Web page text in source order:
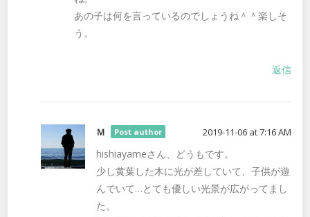
あの子は何を言っているのでしょうね＾＾楽しそ
う。
返信
Ｍ Post author 2019-11-06 at 7:16 AM
hishiayameさん、どうもです。
少し黄葉した木に光が差していて、子供が遊
んでいて…とても優しい光景が広がってまし
た。